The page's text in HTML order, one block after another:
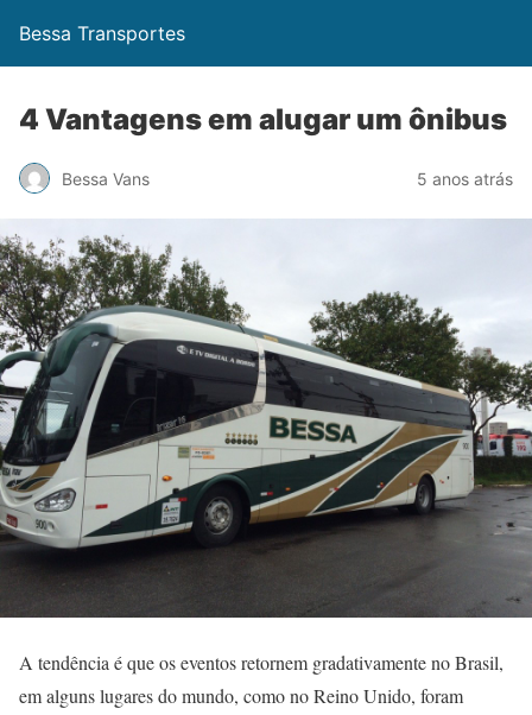
Bessa Transportes
4 Vantagens em alugar um ônibus
Bessa Vans 5 anos atrás
A tendência é que os eventos retornem gradativamente no Brasil,
em alguns lugares do mundo, como no Reino Unido, foram